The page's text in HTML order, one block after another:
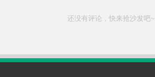
还没有评论，快来抢沙发吧~